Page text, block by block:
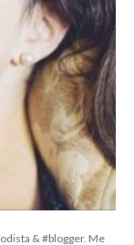
& #blogger. Me